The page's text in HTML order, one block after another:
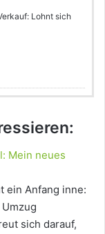
Lohnt sich
Mein neues
ein Anfang inne:
sich darauf,